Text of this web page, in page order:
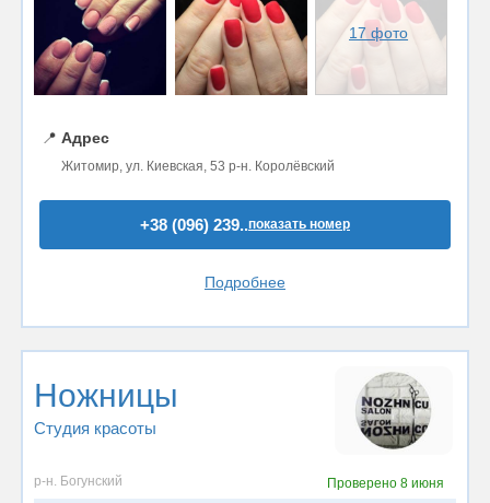
17 фото
📍 Адрес
Житомир, ул. Киевская, 53 р-н. Королёвский
+38 (096) 239..показать номер
Подробнее
Ножницы
Студия красоты
р-н. Богунский Проверено8 июня